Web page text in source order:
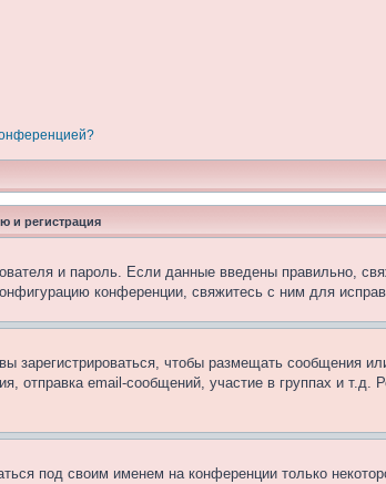
и регистрация
и пароль. Если данные введены правильно,
конференции, свяжитесь с ним для
чтобы размещать сообщения
email-сообщений, участие в группах и т.д.
под своим именем на конференции только